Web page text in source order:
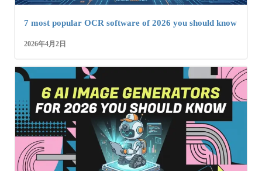
7 most popular OCR software of 2026 you should know
2026年4月2日